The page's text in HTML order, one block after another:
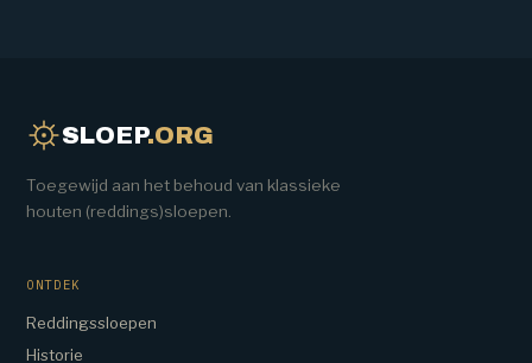
SLOEP.ORG
Toegewijd aan het behoud van klassieke
houten (reddings)sloepen.
ONTDEK
Reddingssloepen
Historie